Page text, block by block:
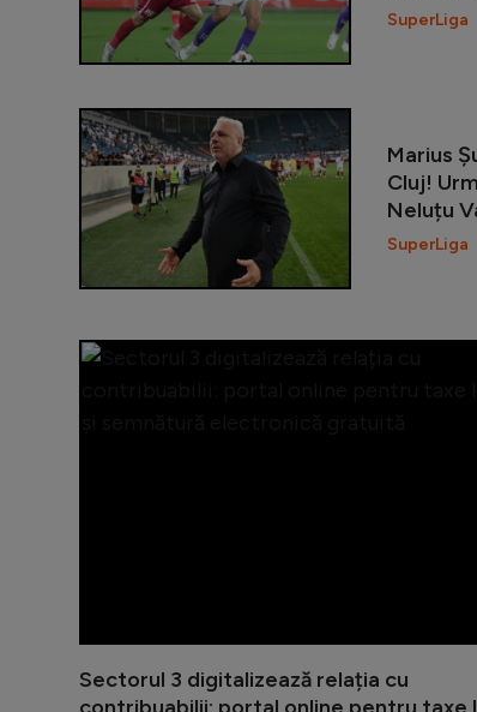
SuperLiga
Marius
Cluj!
Neluțu
SuperLiga
Sectorul 3 digitalizează relația cu
contribuabilii: portal online pentru taxe